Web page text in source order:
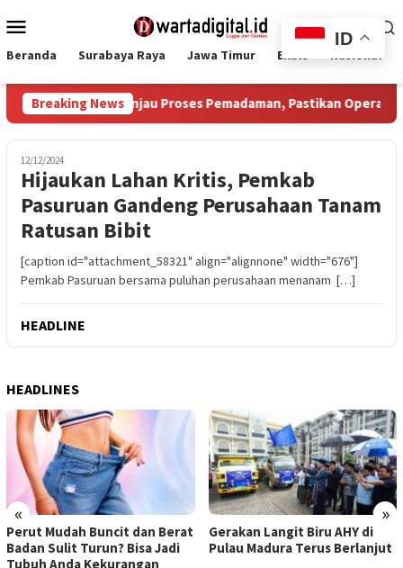
ke
Mobile
Beranda Surabaya Raya Jawa Timur Ekbis Nasional
Breaking News
Tinjau Proses Pemadaman, Pastikan Operasi Darat dan
12/12/2024
Hijaukan Lahan Kritis, Pemkab
Pasuruan Gandeng Perusahaan Tanam
Ratusan Bibit
[caption id="attachment_58321" align="alignnone" width="676"]
Pemkab Pasuruan bersama puluhan perusahaan menanam […]
HEADLINE
HEADLINES
« »
Perut Mudah Buncit dan Berat
Badan Sulit Turun? Bisa Jadi
Tubuh Anda Kekurangan
Gerakan Langit Biru AHY di
Pulau Madura Terus Berlanjut
ID